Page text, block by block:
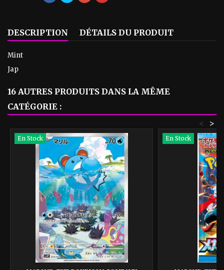
DESCRIPTION DÉTAILS DU PRODUIT
Mint
Jap
16 AUTRES PRODUITS DANS LA MÊME
CATÉGORIE :
>
<
En Stock En Stock